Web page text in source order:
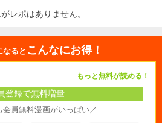
レポはありません。
なると こんなにお得！
もっと無料が読める！
登録で無料増量
会員無料漫画がいっぱい／